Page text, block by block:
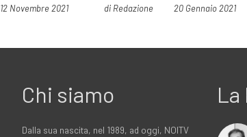
Pubblicato il
12 Novembre 2021 di Redazione Pubblicato il
20 Gennaio 2021
Chi siamo
Dalla sua nascita, nel 1989, ad oggi, NOITV
La